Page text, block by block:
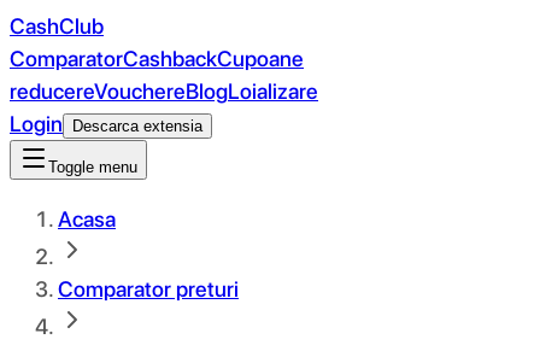
CashClub
ComparatorCashbackCupoane
reducereVouchereBlogLoializare
Login
Descarca extensia
Toggle menu
Acasa
Comparator preturi